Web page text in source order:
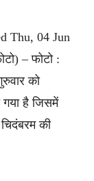
Thu, 04 Jun
– फोटो :
को
गया है जिसमें
की